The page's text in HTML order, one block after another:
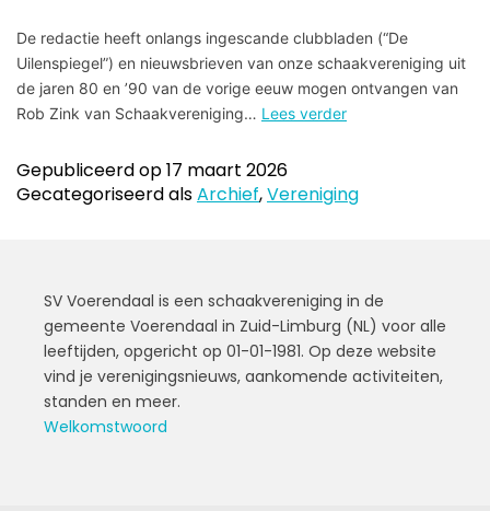
De redactie heeft onlangs ingescande clubbladen (“De
Uilenspiegel”) en nieuwsbrieven van onze schaakvereniging uit
de jaren 80 en ’90 van de vorige eeuw mogen ontvangen van
Rob Zink van Schaakvereniging… Lees verder
Gepubliceerd op17 maart 2026
Gecategoriseerd alsArchief,Vereniging
SV Voerendaal is een schaakvereniging in de
gemeente Voerendaal in Zuid-Limburg (NL) voor alle
leeftijden, opgericht op 01-01-1981. Op deze website
vind je verenigingsnieuws, aankomende activiteiten,
standen en meer.
Welkomstwoord